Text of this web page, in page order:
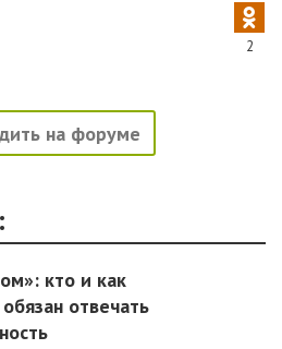
2
на форуме
кто и как
отвечать